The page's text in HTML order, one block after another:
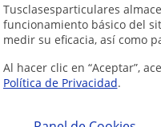
Tusclasesparticulares
funcionamiento básico del
medir su eficacia, así como
Al hacer clic en “Aceptar”,
Política de Privacidad.